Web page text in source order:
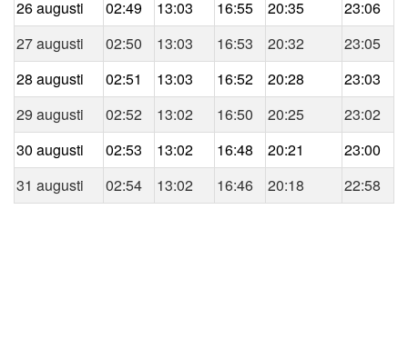
26 augusti 02:49 13:03 16:55 20:35
23:06
27 augusti
02:50 13:03 16:53 20:32
23:05
28 augusti
02:51 13:03 16:52 20:28
23:03
29 augusti
02:52 13:02 16:50 20:25
23:02
30 augusti
02:53 13:02 16:48 20:21
23:00
31 augusti
02:54 13:02 16:46 20:18 22:58